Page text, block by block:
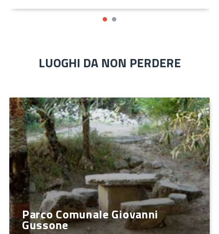
LUOGHI DA NON PERDERE
Parco Comunale Giovanni
Gussone